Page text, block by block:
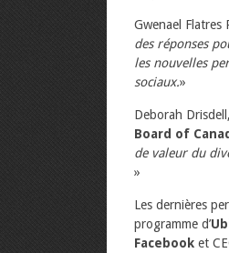
Gwenael Flatres
des réponses
les nouvelles
sociaux.»
Deborah Drisdell,
Board of
de valeur du
»
Les dernières
programme d’
Facebook et